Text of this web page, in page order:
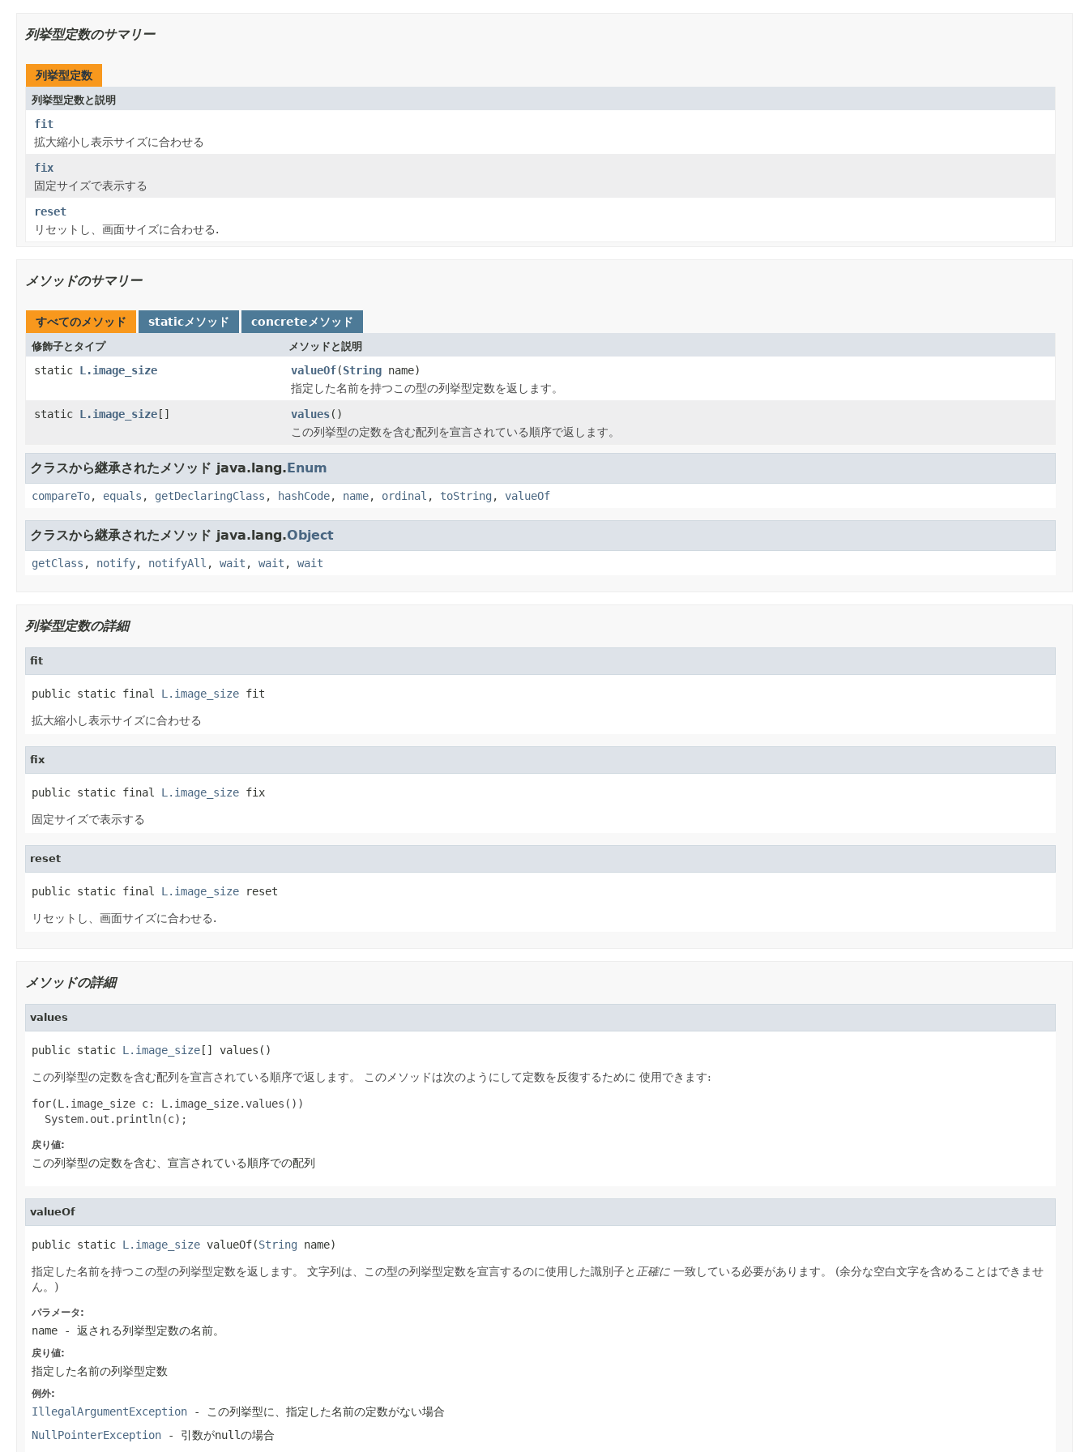
列挙型定数のサマリー
列挙型定数
列挙型定数と説明
fit
拡大縮小し表示サイズに合わせる
fix
固定サイズで表示する
reset
リセットし、画面サイズに合わせる.
メソッドのサマリー
すべてのメソッド staticメソッド concreteメソッド
修飾子とタイプ メソッドと説明
static L.image_size valueOf(String name)
指定した名前を持つこの型の列挙型定数を返します。
static L.image_size[] values()
この列挙型の定数を含む配列を宣言されている順序で返します。
クラスから継承されたメソッド java.lang.Enum
compareTo, equals , getDeclaringClass , hashCode, name, ordinal , toString , valueOf
クラスから継承されたメソッド java.lang.Object
getClass , notify, notifyAll , wait , wait , wait
列挙型定数の詳細
fit
public static final L.image_size fit
拡大縮小し表示サイズに合わせる
fix
public static final L.image_size fix
固定サイズで表示する
reset
public static final L.image_size reset
リセットし、画面サイズに合わせる.
メソッドの詳細
values
public static L.image_size[] values()
この列挙型の定数を含む配列を宣言されている順序で返します。 このメソッドは次のようにして定数を反復するために 使用できます:
for(L.image_size c: L.image_size.values())
戻り値:
この列挙型の定数を含む、宣言されている順序での配列
valueOf
public static L.image_size valueOf(String name)
指定した名前を持つこの型の列挙型定数を返します。 文字列は、この型の列挙型定数を宣言するのに使用した識別子と 正確に 一致している必要があります。 (余分な空白文字を含めることはできませ
ん。)
パラメータ:
name - 返される列挙型定数の名前。
戻り値:
指定した名前の列挙型定数
例外:
IllegalArgumentException - この列挙型に、指定した名前の定数がない場合
NullPointerException - 引数がnullの場合